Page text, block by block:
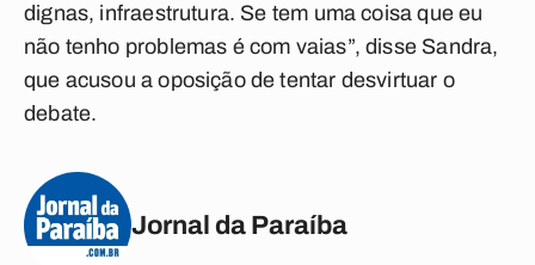
dignas, infraestrutura. Se tem uma coisa que eu
não tenho problemas é com vaias”, disse Sandra,
que acusou a oposição de tentar desvirtuar o
debate.
Jornal da Paraíba